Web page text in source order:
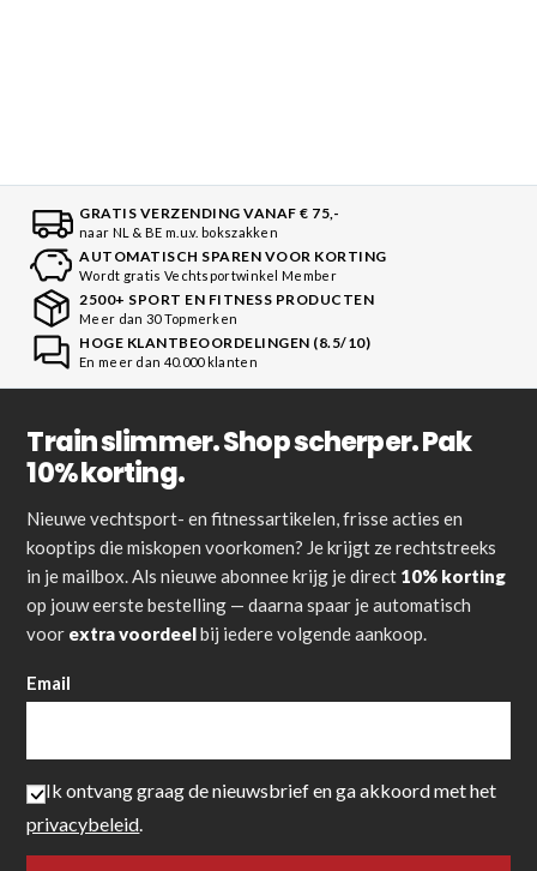
GRATIS VERZENDING VANAF € 75,-
naar NL & BE m.u.v. bokszakken
AUTOMATISCH SPAREN VOOR KORTING
Wordt gratis Vechtsportwinkel Member
2500+ SPORT EN FITNESS PRODUCTEN
Meer dan 30 Topmerken
HOGE KLANTBEOORDELINGEN (8.5/10)
En meer dan 40.000 klanten
Train slimmer. Shop scherper. Pak
10% korting.
Nieuwe vechtsport- en fitnessartikelen, frisse acties en
kooptips die miskopen voorkomen? Je krijgt ze rechtstreeks
in je mailbox. Als nieuwe abonnee krijg je direct 10% korting
op jouw eerste bestelling — daarna spaar je automatisch
voor extra voordeelbij iedere volgende aankoop.
Email
Ik ontvang graag de nieuwsbrief en ga akkoord met het
privacybeleid